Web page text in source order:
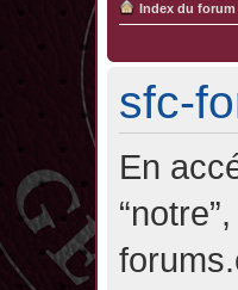
Index du forum
sfc-
En